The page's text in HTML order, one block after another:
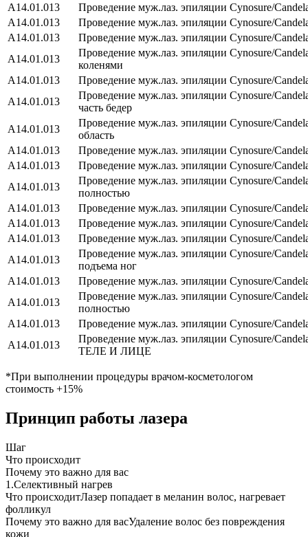
А14.01.013
Проведение муж.лаз. эпиляции Cynosure/
А14.01.013
Проведение муж.лаз. эпиляции Cynosure/
А14.01.013
Проведение муж.лаз. эпиляции Cynosure/
А14.01.013
Проведение муж.лаз. эпиляции Cynosure/
коленями
А14.01.013
Проведение муж.лаз. эпиляции Cynosure/
А14.01.013
Проведение муж.лаз. эпиляции Cynosure/
часть бедер
А14.01.013
Проведение муж.лаз. эпиляции Cynosure/
область
А14.01.013
Проведение муж.лаз. эпиляции Cynosure/
А14.01.013
Проведение муж.лаз. эпиляции Cynosure/
А14.01.013
Проведение муж.лаз. эпиляции Cynosure/
полностью
А14.01.013
Проведение муж.лаз. эпиляции Cynosure/
А14.01.013
Проведение муж.лаз. эпиляции Cynosure/
А14.01.013
Проведение муж.лаз. эпиляции Cynosure/
А14.01.013
Проведение муж.лаз. эпиляции Cynosure/
подъема ног
А14.01.013
Проведение муж.лаз. эпиляции Cynosure/
А14.01.013
Проведение муж.лаз. эпиляции Cynosure/
полностью
А14.01.013
Проведение муж.лаз. эпиляции Cynosure/
А14.01.013
Проведение муж.лаз. эпиляции Cynosure/
ТЕЛЕ И ЛИЦЕ
*При выполнении процедуры врачом-косметологом
стоимость +15%
Принцип работы лазера
Шаг
Что происходит
Почему это важно для вас
1.Селективный нагрев
Что происходитЛазер попадает в меланин волос, нагревает
фолликул
Почему это важно для васУдаление волос без повреждения
кожи